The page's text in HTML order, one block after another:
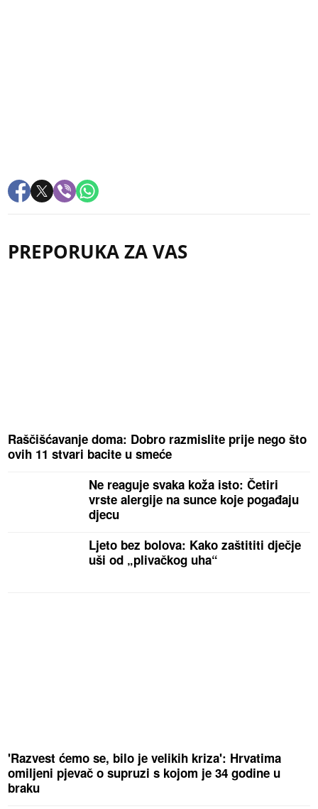
PREPORUKA ZA VAS
Raščišćavanje doma: Dobro razmislite prije nego što
ovih 11 stvari bacite u smeće
Ne reaguje svaka koža isto: Četiri
vrste alergije na sunce koje pogađaju
djecu
Ljeto bez bolova: Kako zaštititi dječje
uši od „plivačkog uha“
'Razvest ćemo se, bilo je velikih kriza': Hrvatima
omiljeni pjevač o supruzi s kojom je 34 godine u
braku